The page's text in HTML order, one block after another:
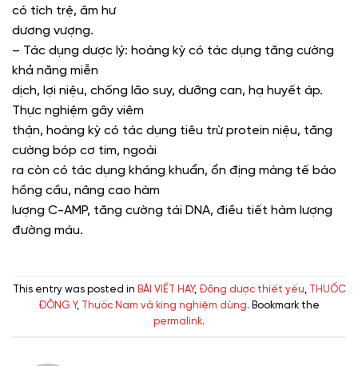
có tích trệ, âm hư
dương vượng.
– Tác dụng dược lý: hoàng kỳ có tác dụng tăng cường
khả năng miễn
dịch, lợi niệu, chống lão suy, dưỡng can, hạ huyết áp.
Thực nghiệm gây viêm
thận, hoàng kỳ có tác dụng tiêu trừ protein niệu, tăng
cường bóp cơ tim, ngoài
ra còn có tác dụng kháng khuẩn, ổn địng màng tế bào
hồng cầu, nâng cao hàm
lượng C-AMP, tăng cường tái DNA, điều tiết hàm lượng
đường máu.
This entry was posted in BÀI VIẾT HAY, Đông dược thiết yếu,
THUỐC
ĐÔNG Y, Thuốc Nam và king nghiệm dùng. Bookmark the
permalink.